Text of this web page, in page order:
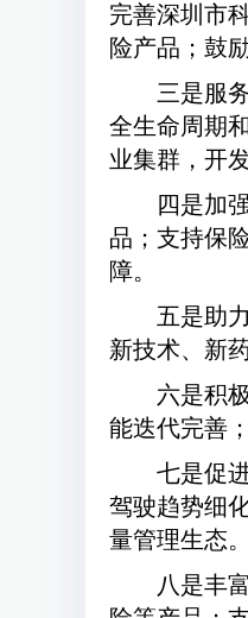
完善深圳市
险产品；鼓
三是服
全生命周期
业集群，开
四是加
品；支持保
障。
五是助
新技术、新
六是积
能迭代完善
七是促
驾驶趋势细
量管理生态。
八是丰